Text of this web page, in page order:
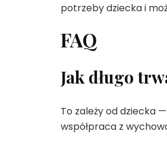
potrzeby dziecka i
FAQ
Jak długo
To zależy od dziecka
współpraca z